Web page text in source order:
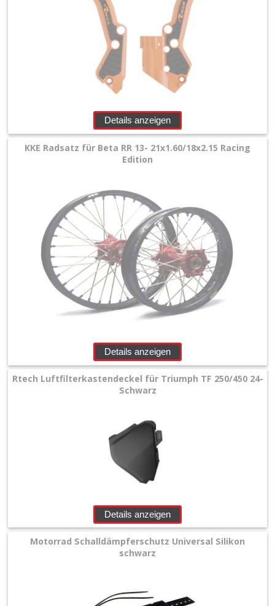
Details anzeigen
KKE Radsatz für Beta RR 13- 21x1.60/18x2.15 Racing
Edition
Details anzeigen
Rtech Luftfilterkastendeckel für Triumph TF 250/450 24-
Schwarz
Details anzeigen
Motorrad Schalldämpferschutz Universal Silikon
schwarz